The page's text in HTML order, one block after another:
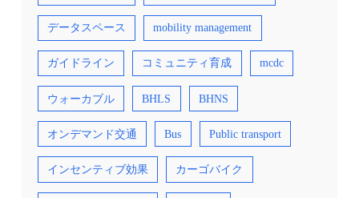
データスペース mobility management
ガイドライン コミュニティ育成 mcdc
ウォーカブル BHLS BHNS
オンデマンド交通 Bus Public transport
インセンティブ効果 カーゴバイク